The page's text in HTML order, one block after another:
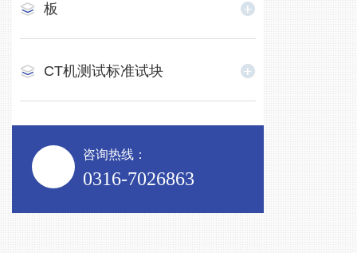
板
CT机测试标准试块
咨询热线：
0316-7026863